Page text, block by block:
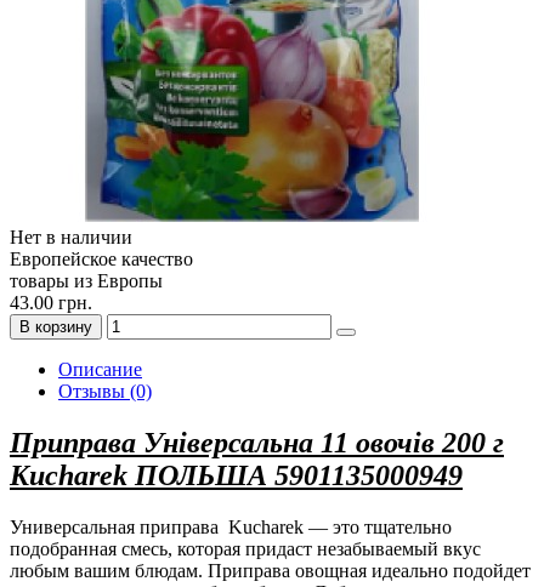
Нет в наличии
Европейское качество
товары из Европы
43.00 грн.
В корзину
Описание
Отзывы (0)
Приправа Універсальна 11 овочів 200 г
Kucharek ПОЛЬША 5901135000949
Универсальная приправа Kucharek — это тщательно
подобранная смесь, которая придаст незабываемый вкус
любым вашим блюдам. Приправа овощная идеально подойдет